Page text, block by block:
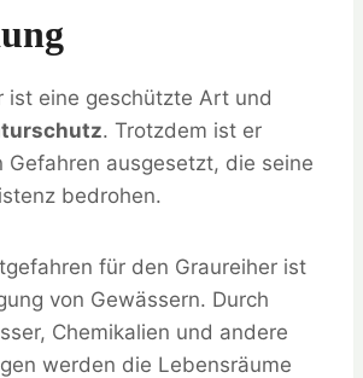
ist eine geschützte Art und
. Trotzdem ist er
Gefahren ausgesetzt, die seine
bedrohen.
für den Graureiher ist
von Gewässern. Durch
Chemikalien und andere
werden die Lebensräume